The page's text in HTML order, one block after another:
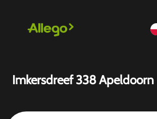
Imkersdreef 338 Apeldoorn